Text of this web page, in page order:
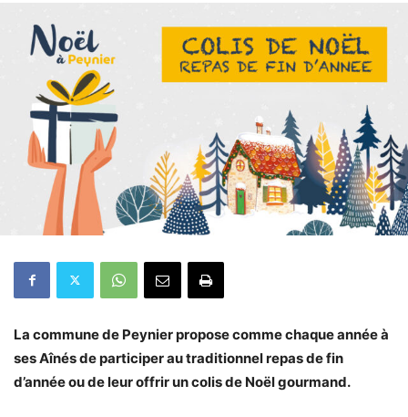
La commune de Peynier propose comme chaque année à
ses Aînés de participer au traditionnel repas de fin
d’année ou de leur offrir un colis de Noël gourmand.